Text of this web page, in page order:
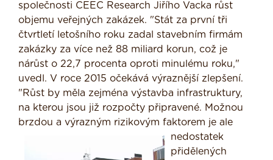
společnosti CEEC Research Jiřího Vacka růst
objemu veřejných zakázek. "Stát za první tři
čtvrtletí letošního roku zadal stavebním firmám
zakázky za více než 88 miliard korun, což je
nárůst o 22,7 procenta oproti minulému roku,"
uvedl. V roce 2015 očekává výraznější zlepšení.
"Růst by měla zejména výstavba infrastruktury,
na kterou jsou již rozpočty připravené. Možnou
brzdou a výrazným rizikovým faktorem je ale
nedostatek
přidělených